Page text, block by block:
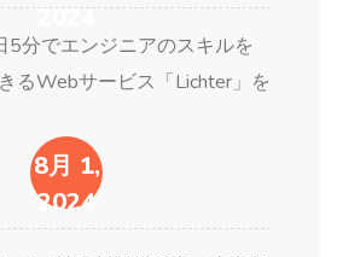
2024
5分でエンジニアのスキルを
るWebサービス「Lichter」を
8月 1,
2024